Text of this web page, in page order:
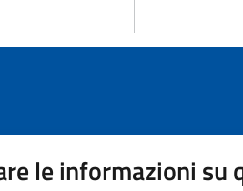
le informazioni su